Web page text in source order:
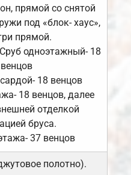
прямой со снятой
под «блок- хаус»,
прямой.
одноэтажный- 18
венцов
18 венцов
18 венцов, далее
отделкой
бруса.
37 венцов
полотно).